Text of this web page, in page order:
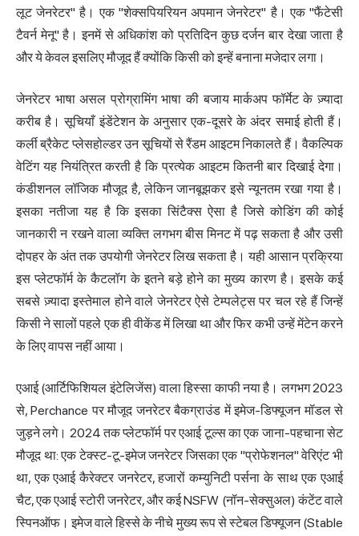
लूट जेनरेटर" है। एक "शेक्सपियरियन अपमान जेनरेटर" है। एक "फैंटेसी
टैवर्न मेनू" है। इनमें से अधिकांश को प्रतिदिन कुछ दर्जन बार देखा जाता है
और ये केवल इसलिए मौजूद हैं क्योंकि किसी को इन्हें बनाना मजेदार लगा।
जेनरेटर भाषा असल प्रोग्रामिंग भाषा की बजाय मार्कअप फॉर्मेट के ज़्यादा
करीब है। सूचियाँ इंडेंटेशन के अनुसार एक-दूसरे के अंदर समाई होती हैं।
कर्ली ब्रैकेट प्लेसहोल्डर उन सूचियों से रैंडम आइटम निकालते हैं। वैकल्पिक
वेटिंग यह नियंत्रित करती है कि प्रत्येक आइटम कितनी बार दिखाई देगा।
कंडीशनल लॉजिक मौजूद है, लेकिन जानबूझकर इसे न्यूनतम रखा गया है।
इसका नतीजा यह है कि इसका सिंटैक्स ऐसा है जिसे कोडिंग की कोई
जानकारी न रखने वाला व्यक्ति लगभग बीस मिनट में पढ़ सकता है और उसी
दोपहर के अंत तक उपयोगी जेनरेटर लिख सकता है। यही आसान प्रक्रिया
इस प्लेटफॉर्म के कैटलॉग के इतने बड़े होने का मुख्य कारण है। इसके कई
सबसे ज़्यादा इस्तेमाल होने वाले जेनरेटर ऐसे टेम्पलेट्स पर चल रहे हैं जिन्हें
किसी ने सालों पहले एक ही वीकेंड में लिखा था और फिर कभी उन्हें मेंटेन करने
के लिए वापस नहीं आया।
एआई (आर्टिफिशियल इंटेलिजेंस) वाला हिस्सा काफी नया है। लगभग 2023
से, Perchance पर मौजूद जनरेटर बैकग्राउंड में इमेज-डिफ्यूजन मॉडल से
जुड़ने लगे। 2024 तक प्लेटफॉर्म पर एआई टूल्स का एक जाना-पहचाना सेट
मौजूद था: एक टेक्स्ट-टू-इमेज जनरेटरजिसका एक "प्रोफेशनल" वेरिएंट भी
था, एकएआई कैरेक्टरजनरेटर, हजारों कम्युनिटी पर्सना के साथ एक एआई
चैट, एक एआई स्टोरी जनरेटर, और कई NSFW (नॉन-सेक्सुअल) कंटेंट वाले
स्पिनऑफ। इमेज वाले हिस्से के नीचे मुख्य रूप से स्टेबल डिफ्यूजन (Stable